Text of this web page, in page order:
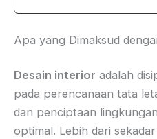
Apa yang Dimaksud
Desain interior adalah
pada perencanaan tata
dan penciptaan
optimal. Lebih dari